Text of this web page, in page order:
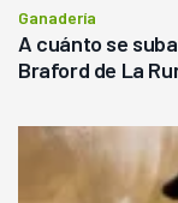
Ganadería
A cuánto se
Braford de La